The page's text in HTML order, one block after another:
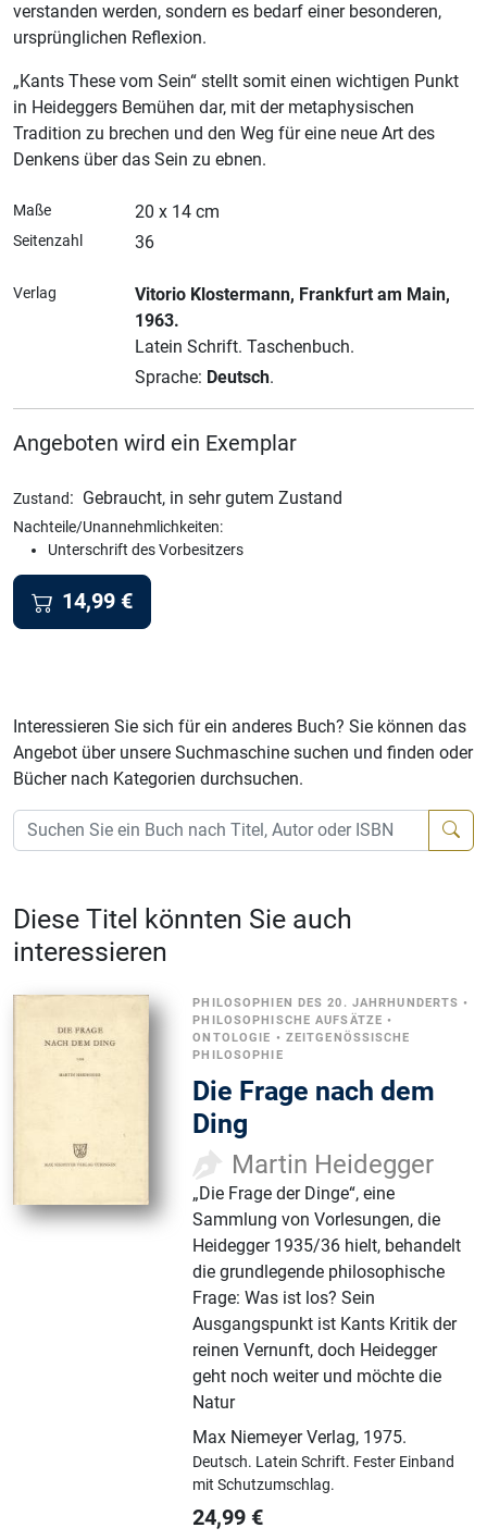
verstanden werden, sondern es bedarf einer besonderen,
ursprünglichen Reflexion.
„Kants These vom Sein“ stellt somit einen wichtigen Punkt
in Heideggers Bemühen dar, mit der metaphysischen
Tradition zu brechen und den Weg für eine neue Art des
Denkens über das Sein zu ebnen.
Maße 20 x 14 cm
Seitenzahl 36
Verlag Vitorio Klostermann, Frankfurt am Main,
1963.
Latein Schrift. Taschenbuch.
Sprache: Deutsch.
Angeboten wird ein Exemplar
Zustand: Gebraucht, in sehr gutem Zustand
Nachteile/Unannehmlichkeiten:
Unterschrift des Vorbesitzers
14,99 €
Interessieren Sie sich für ein anderes Buch? Sie können das
Angebot über unsere Suchmaschine suchen und finden oder
Bücher nach Kategorien durchsuchen.
Diese Titel könnten Sie auch
interessieren
PHILOSOPHIEN DES 20. JAHRHUNDERTS •
PHILOSOPHISCHE AUFSÄTZE •
ONTOLOGIE • ZEITGENÖSSISCHE
PHILOSOPHIE
Die Frage nach dem
Ding
Martin Heidegger
„Die Frage der Dinge“, eine
Sammlung von Vorlesungen, die
Heidegger 1935/36 hielt, behandelt
die grundlegende philosophische
Frage: Was ist los? Sein
Ausgangspunkt ist Kants Kritik der
reinen Vernunft, doch Heidegger
geht noch weiter und möchte die
Natur
Max Niemeyer Verlag, 1975.
Deutsch. Latein Schrift. Fester Einband
mit Schutzumschlag.
24,99 €